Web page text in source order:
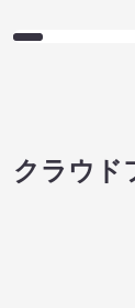
クラウド